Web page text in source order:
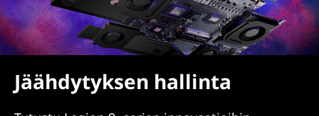
Jäähdytyksen hallinta